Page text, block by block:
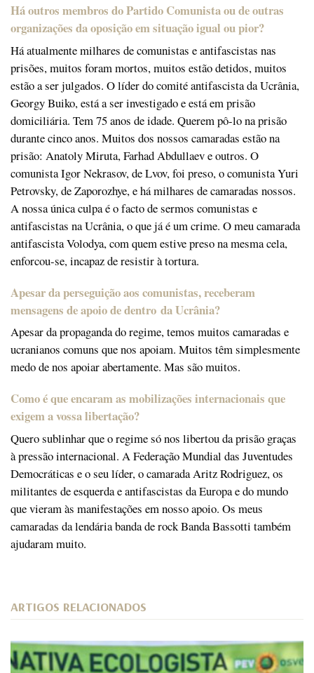
Há outros membros do Partido Comunista ou de outras
organizações da oposição em situação igual ou pior?
Há atualmente milhares de comunistas e antifascistas nas
prisões, muitos foram mortos, muitos estão detidos, muitos
estão a ser julgados. O líder do comité antifascista da Ucrânia,
Georgy Buiko, está a ser investigado e está em prisão
domiciliária. Tem 75 anos de idade. Querem pô-lo na prisão
durante cinco anos. Muitos dos nossos camaradas estão na
prisão: Anatoly Miruta, Farhad Abdullaev e outros. O
comunista Igor Nekrasov, de Lvov, foi preso, o comunista Yuri
Petrovsky, de Zaporozhye, e há milhares de camaradas nossos.
A nossa única culpa é o facto de sermos comunistas e
antifascistas na Ucrânia, o que já é um crime. O meu camarada
antifascista Volodya, com quem estive preso na mesma cela,
enforcou-se, incapaz de resistir à tortura.
Apesar da perseguição aos comunistas, receberam
mensagens de apoio de dentro da Ucrânia?
Apesar da propaganda do regime, temos muitos camaradas e
ucranianos comuns que nos apoiam. Muitos têm simplesmente
medo de nos apoiar abertamente. Mas são muitos.
Como é que encaram as mobilizações internacionais que
exigem a vossa libertação?
Quero sublinhar que o regime só nos libertou da prisão graças
à pressão internacional. A Federação Mundial das Juventudes
Democráticas e o seu líder, o camarada Aritz Rodriguez, os
militantes de esquerda e antifascistas da Europa e do mundo
que vieram às manifestações em nosso apoio. Os meus
camaradas da lendária banda de rock Banda Bassotti também
ajudaram muito.
ARTIGOS RELACIONADOS